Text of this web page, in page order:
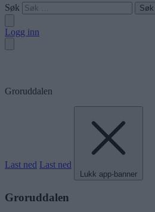
Søk
Logg inn
Groruddalen
Last ned Last ned
Lukk app-banner
Groruddalen